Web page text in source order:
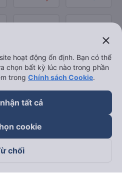
close
hoạt động ổn định. Bạn có thể
chọn bất kỳ lúc nào trong phần
trong Chính sách Cookie.
tất cả
cookie
chối